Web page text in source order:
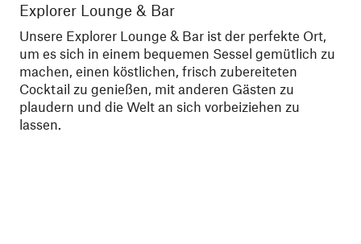
Explorer Lounge & Bar
Unsere Explorer Lounge & Bar ist der perfekte Ort,
um es sich in einem bequemen Sessel gemütlich zu
machen, einen köstlichen, frisch zubereiteten
Cocktail zu genießen, mit anderen Gästen zu
plaudern und die Welt an sich vorbeiziehen zu
lassen.